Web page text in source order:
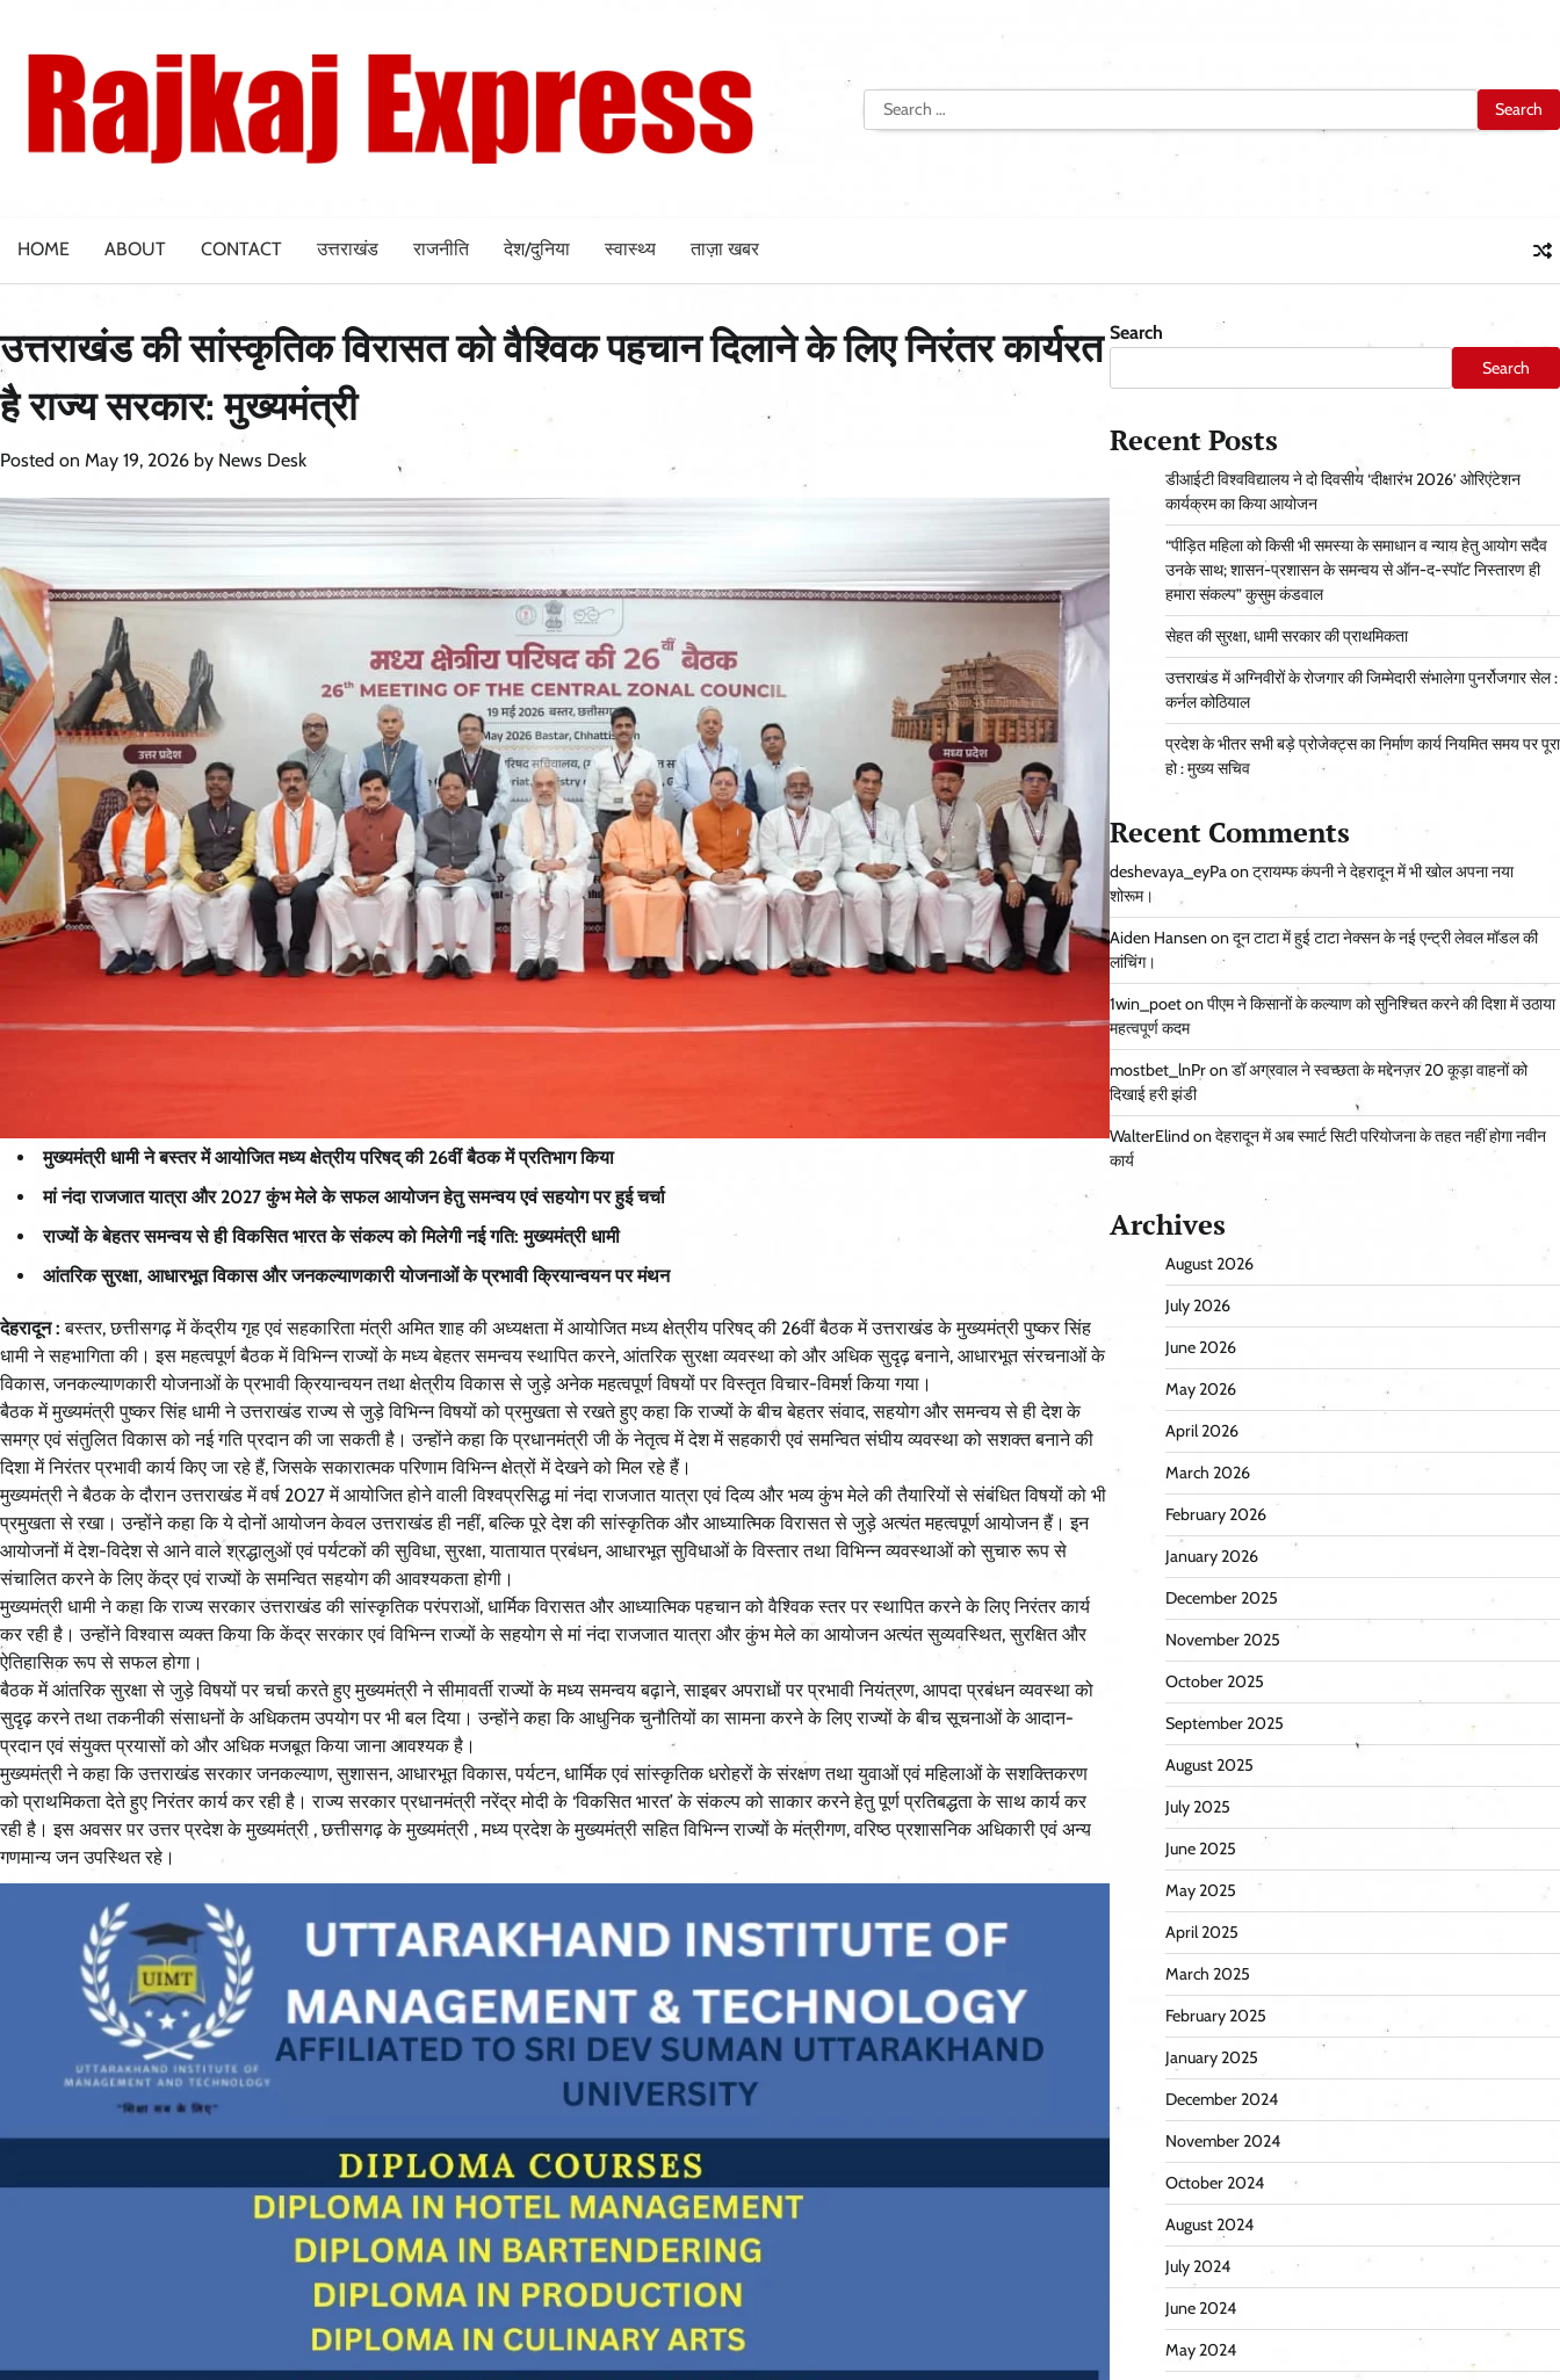
content
Search
for:
HOME ABOUT CONTACT उत्तराखंड राजनीति देश/दुनिया स्वास्थ्य ताज़ा खबर
उत्तराखंड की सांस्कृतिक विरासत को वैश्विक पहचान दिलाने के लिए निरंतर कार्यरत
है राज्य सरकार: मुख्यमंत्री
Posted on May 19, 2026 by News Desk
मुख्यमंत्री धामी ने बस्तर में आयोजित मध्य क्षेत्रीय परिषद् की 26वीं बैठक में प्रतिभाग किया
मां नंदा राजजात यात्रा और 2027 कुंभ मेले के सफल आयोजन हेतु समन्वय एवं सहयोग पर हुई चर्चा
राज्यों के बेहतर समन्वय से ही विकसित भारत के संकल्प को मिलेगी नई गति: मुख्यमंत्री धामी
आंतरिक सुरक्षा, आधारभूत विकास और जनकल्याणकारी योजनाओं के प्रभावी क्रियान्वयन पर मंथन
देहरादून : बस्तर, छत्तीसगढ़ में केंद्रीय गृह एवं सहकारिता मंत्री अमित शाह की अध्यक्षता में आयोजित मध्य क्षेत्रीय परिषद् की 26वीं बैठक में उत्तराखंड के मुख्यमंत्री पुष्कर सिंह
धामी ने सहभागिता की। इस महत्वपूर्ण बैठक में विभिन्न राज्यों के मध्य बेहतर समन्वय स्थापित करने, आंतरिक सुरक्षा व्यवस्था को और अधिक सुदृढ़ बनाने, आधारभूत संरचनाओं के
विकास, जनकल्याणकारी योजनाओं के प्रभावी क्रियान्वयन तथा क्षेत्रीय विकास से जुड़े अनेक महत्वपूर्ण विषयों पर विस्तृत विचार-विमर्श किया गया।
बैठक में मुख्यमंत्री पुष्कर सिंह धामी ने उत्तराखंड राज्य से जुड़े विभिन्न विषयों को प्रमुखता से रखते हुए कहा कि राज्यों के बीच बेहतर संवाद, सहयोग और समन्वय से ही देश के
समग्र एवं संतुलित विकास को नई गति प्रदान की जा सकती है। उन्होंने कहा कि प्रधानमंत्री जी के नेतृत्व में देश में सहकारी एवं समन्वित संघीय व्यवस्था को सशक्त बनाने की
दिशा में निरंतर प्रभावी कार्य किए जा रहे हैं, जिसके सकारात्मक परिणाम विभिन्न क्षेत्रों में देखने को मिल रहे हैं।
मुख्यमंत्री ने बैठक के दौरान उत्तराखंड में वर्ष 2027 में आयोजित होने वाली विश्वप्रसिद्ध मां नंदा राजजात यात्रा एवं दिव्य और भव्य कुंभ मेले की तैयारियों से संबंधित विषयों को भी
प्रमुखता से रखा। उन्होंने कहा कि ये दोनों आयोजन केवल उत्तराखंड ही नहीं, बल्कि पूरे देश की सांस्कृतिक और आध्यात्मिक विरासत से जुड़े अत्यंत महत्वपूर्ण आयोजन हैं। इन
आयोजनों में देश-विदेश से आने वाले श्रद्धालुओं एवं पर्यटकों की सुविधा, सुरक्षा, यातायात प्रबंधन, आधारभूत सुविधाओं के विस्तार तथा विभिन्न व्यवस्थाओं को सुचारु रूप से
संचालित करने के लिए केंद्र एवं राज्यों के समन्वित सहयोग की आवश्यकता होगी।
मुख्यमंत्री धामी ने कहा कि राज्य सरकार उत्तराखंड की सांस्कृतिक परंपराओं, धार्मिक विरासत और आध्यात्मिक पहचान को वैश्विक स्तर पर स्थापित करने के लिए निरंतर कार्य
कर रही है। उन्होंने विश्वास व्यक्त किया कि केंद्र सरकार एवं विभिन्न राज्यों के सहयोग से मां नंदा राजजात यात्रा और कुंभ मेले का आयोजन अत्यंत सुव्यवस्थित, सुरक्षित और
ऐतिहासिक रूप से सफल होगा।
बैठक में आंतरिक सुरक्षा से जुड़े विषयों पर चर्चा करते हुए मुख्यमंत्री ने सीमावर्ती राज्यों के मध्य समन्वय बढ़ाने, साइबर अपराधों पर प्रभावी नियंत्रण, आपदा प्रबंधन व्यवस्था को
सुदृढ़ करने तथा तकनीकी संसाधनों के अधिकतम उपयोग पर भी बल दिया। उन्होंने कहा कि आधुनिक चुनौतियों का सामना करने के लिए राज्यों के बीच सूचनाओं के आदान-
प्रदान एवं संयुक्त प्रयासों को और अधिक मजबूत किया जाना आवश्यक है।
मुख्यमंत्री ने कहा कि उत्तराखंड सरकार जनकल्याण, सुशासन, आधारभूत विकास, पर्यटन, धार्मिक एवं सांस्कृतिक धरोहरों के संरक्षण तथा युवाओं एवं महिलाओं के सशक्तिकरण
को प्राथमिकता देते हुए निरंतर कार्य कर रही है। राज्य सरकार प्रधानमंत्री नरेंद्र मोदी के ‘विकसित भारत’ के संकल्प को साकार करने हेतु पूर्ण प्रतिबद्धता के साथ कार्य कर
रही है। इस अवसर पर उत्तर प्रदेश के मुख्यमंत्री , छत्तीसगढ़ के मुख्यमंत्री , मध्य प्रदेश के मुख्यमंत्री सहित विभिन्न राज्यों के मंत्रीगण, वरिष्ठ प्रशासनिक अधिकारी एवं अन्य
गणमान्य जन उपस्थित रहे।
Search
Search
Recent Posts
डीआईटी विश्वविद्यालय ने दो दिवसीय ‘दीक्षारंभ 2026’ ओरिएंटेशन
कार्यक्रम का किया आयोजन
“पीड़ित महिला को किसी भी समस्या के समाधान व न्याय हेतु आयोग सदैव
उनके साथ; शासन-प्रशासन के समन्वय से ऑन-द-स्पॉट निस्तारण ही
हमारा संकल्प” कुसुम कंडवाल
सेहत की सुरक्षा, धामी सरकार की प्राथमिकता
उत्तराखंड में अग्निवीरों के रोजगार की जिम्मेदारी संभालेगा पुनर्रोजगार सेल :
कर्नल कोठियाल
प्रदेश के भीतर सभी बड़े प्रोजेक्ट्स का निर्माण कार्य नियमित समय पर पूरा
हो : मुख्य सचिव
Recent Comments
deshevaya_eyPaonट्रायम्फ कंपनी ने देहरादून में भी खोल अपना नया
शोरूम।
Aiden Hansenonदून टाटा में हुई टाटा नेक्सन के नई एन्ट्री लेवल मॉडल की
लांचिंग।
1win_poetonपीएम ने किसानों के कल्याण को सुनिश्चित करने की दिशा में उठाया
महत्वपूर्ण कदम
mostbet_lnPronडॉ अग्रवाल ने स्वच्छता के मद्देनज़र 20 कूड़ा वाहनों को
दिखाई हरी झंडी
WalterElind onदेहरादून में अब स्मार्ट सिटी परियोजना के तहत नहीं होगा नवीन
कार्य
Archives
August 2026
July 2026
June 2026
May 2026
April 2026
March 2026
February 2026
January 2026
December 2025
November 2025
October 2025
September 2025
August 2025
July 2025
June 2025
May 2025
April 2025
March 2025
February 2025
January 2025
December 2024
November 2024
October 2024
August 2024
July 2024
June 2024
May 2024